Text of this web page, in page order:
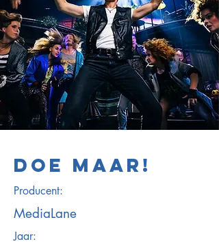
DOE MAAR!
Producent:
MediaLane
Jaar: